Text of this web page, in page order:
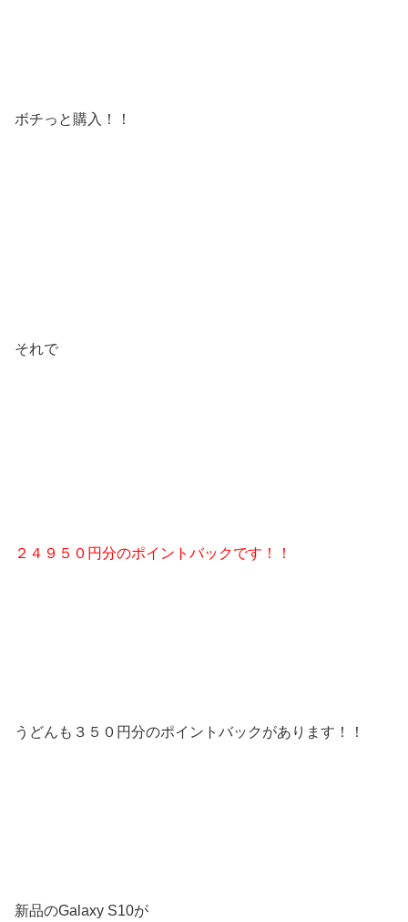
ボチっと購入！！
それで
２４９５０円分のポイントバックです！！
うどんも３５０円分のポイントバックがあります！！
新品のGalaxy S10が